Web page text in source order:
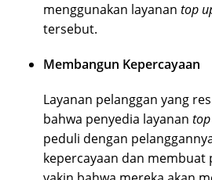
menggunakan layanan top
tersebut.
Membangun Kepercayaan
Layanan pelanggan yang
bahwa penyedia layanan
peduli dengan
kepercayaan dan membuat